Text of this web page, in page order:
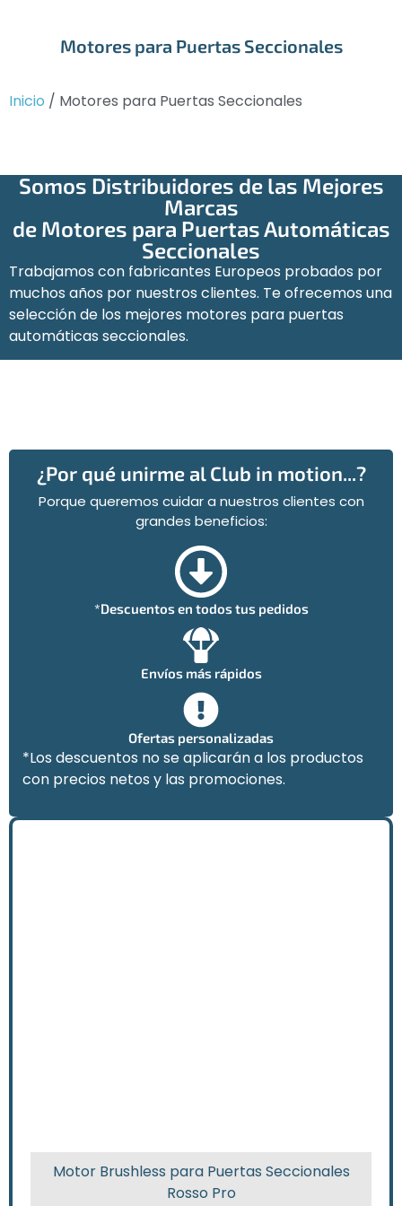
Motores para Puertas Seccionales
Inicio / Motores para Puertas Seccionales
Somos Distribuidores de las Mejores
Marcas
de Motores para Puertas Automáticas
Seccionales
Trabajamos con fabricantes Europeos probados por
muchos años por nuestros clientes. Te ofrecemos una
selección de los mejores motores para puertas
automáticas seccionales.
¿Por qué unirme al Club in motion...?
Porque queremos cuidar a nuestros clientes con
grandes beneficios:
*Descuentos en todos tus pedidos
Envíos más rápidos
Ofertas personalizadas
*Los descuentos no se aplicarán a los productos
con precios netos y las promociones.
Motor Brushless para Puertas Seccionales
Rosso Pro